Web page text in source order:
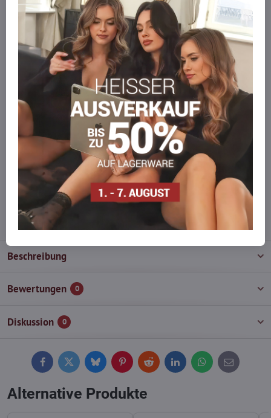
SICHERE ZAHLUNGEN
Gesicherte Online-Zahlungen
Ware auf Lager
Wir versenden sofort
Werden Sie Teil von everlady
Werden Sie Teil von everlady und genießen Sie einen
5 %
Mitgliedervorteilbei jedem Einkauf.
Der Vorteil wird automatisch im Warenkorb angewendet.
Möchten Sie mehr bestellen, als wir
auf Lager haben?
Zögern Sie nicht, uns zu kontaktieren, wir füllen die Ware für Sie
wieder auf!
info​@everlady​.eu
Beschreibung
Bewertungen 0
Diskussion 0
FacebookTwitterBlueskyPinterestReddit LinkedInWhatsApp
E-
mail
Alternative Produkte